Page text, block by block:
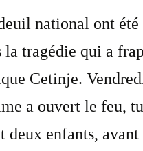
national ont été
la tragédie qui a
Cetinje.
a ouvert le feu,
deux enfants, avant